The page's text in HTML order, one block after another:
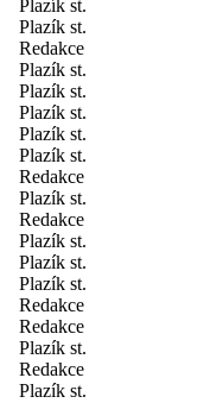
Plazík st.
Plazík st.
Redakce
Plazík st.
Plazík st.
Plazík st.
Plazík st.
Plazík st.
Redakce
Plazík st.
Redakce
Plazík st.
Plazík st.
Plazík st.
Redakce
Redakce
Plazík st.
Redakce
Plazík st.